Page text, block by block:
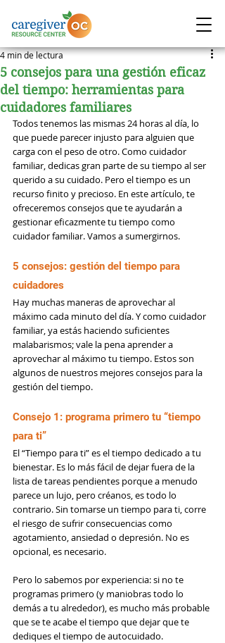
5 consejos para una gestión eficaz
del tiempo: herramientas para
cuidadores familiares
4 min de lectura
Todos tenemos las mismas 24 horas al día, lo
que puede parecer injusto para alguien que
carga con el peso de otro. Como cuidador
familiar, dedicas gran parte de su tiempo al ser
querido a su cuidado. Pero el tiempo es un
recurso finito y precioso. En este artículo, te
ofreceremos consejos que te ayudarán a
gestionar eficazmente tu tiempo como
cuidador familiar. Vamos a sumergirnos.
5 consejos: gestión del tiempo para
cuidadores
Hay muchas maneras de aprovechar al
máximo cada minuto del día. Y como cuidador
familiar, ya estás haciendo suficientes
malabarismos; vale la pena aprender a
aprovechar al máximo tu tiempo. Estos son
algunos de nuestros mejores consejos para la
gestión del tiempo.
Consejo 1: programa primero tu “tiempo
para ti”
El “Tiempo para ti” es el tiempo dedicado a tu
bienestar. Es lo más fácil de dejar fuera de la
lista de tareas pendientes porque a menudo
parece un lujo, pero créanos, es todo lo
contrario. Sin tomarse un tiempo para ti, corre
el riesgo de sufrir consecuencias como
agotamiento, ansiedad o depresión. No es
opcional, es necesario.
Pero lo sabemos por experiencia: si no te
programas primero (y maniobras todo lo
demás a tu alrededor), es mucho más probable
que se te acabe el tiempo que dejar que te
dediques el tiempo de autocuidado.